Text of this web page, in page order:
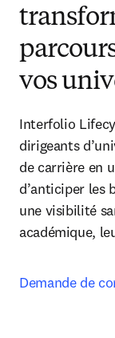
vos
Interfolio
dirigeants
de carrière en
d’anticiper les
une visibilité
académique,
Demande de